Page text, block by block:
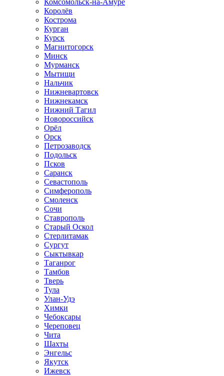
Комсомольск-на-Амуре
Королёв
Кострома
Курган
Курск
Магнитогорск
Минск
Мурманск
Мытищи
Нальчик
Нижневартовск
Нижнекамск
Нижний Тагил
Новороссийск
Орёл
Орск
Петрозаводск
Подольск
Псков
Саранск
Севастополь
Симферополь
Смоленск
Сочи
Ставрополь
Старый Оскол
Стерлитамак
Сургут
Сыктывкар
Таганрог
Тамбов
Тверь
Тула
Улан-Удэ
Химки
Чебоксары
Череповец
Чита
Шахты
Энгельс
Якутск
Ижевск